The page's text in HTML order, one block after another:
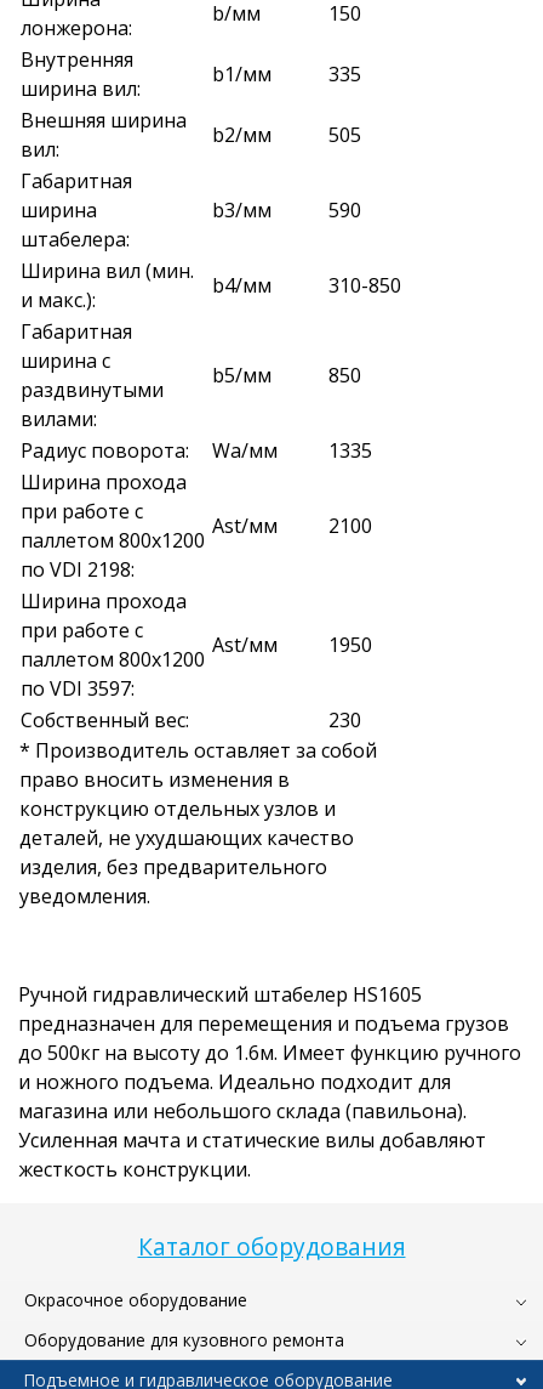
Каталог оборудования
Окрасочное оборудование
Оборудование для кузовного ремонта
Подъемное и гидравлическое оборудование
лонжерона:
b/мм
150
Внутренняя
ширина вил:
b1/мм
335
Внешняя ширина
вил:
b2/мм
505
Габаритная
ширина
штабелера:
b3/мм 590
Ширина вил (мин.
и макс.):
b4/мм
310-850
Габаритная
ширина с
раздвинутыми
вилами:
b5/мм 850
Радиус поворота: Wa/мм
1335
Ширина прохода
при работе с
паллетом 800х1200
по VDI 2198:
Ast/мм 2100
Ширина прохода
при работе с
паллетом 800х1200
по VDI 3597:
Ast/мм 1950
Собственный вес:
230
* Производитель оставляет за собой
право вносить изменения в
конструкцию отдельных узлов и
деталей, не ухудшающих качество
изделия, без предварительного
уведомления.
Ручной гидравлический штабелер HS1605
предназначен для перемещения и подъема грузов
до 500кг на высоту до 1.6м. Имеет функцию ручного
и ножного подъема. Идеально подходит для
магазина или небольшого склада (павильона).
Усиленная мачта и статические вилы добавляют
жесткость конструкции.